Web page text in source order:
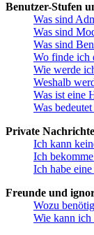
Benutzer-Stufen
Was sind
Was sind
Was sind
Wo finde ich
Wie werde
Weshalb
Was ist eine
Was
Private
Ich kann
Ich
Ich habe
Freunde und
Wozu
Wie kann ich